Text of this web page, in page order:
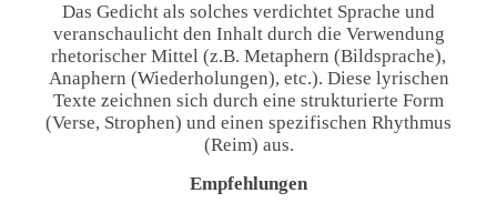
Das Gedicht als solches verdichtet Sprache und
veranschaulicht den Inhalt durch die Verwendung
rhetorischer Mittel (z.B. Metaphern (Bildsprache),
Anaphern (Wiederholungen), etc.). Diese lyrischen
Texte zeichnen sich durch eine strukturierte Form
(Verse, Strophen) und einen spezifischen Rhythmus
(Reim) aus.
Empfehlungen